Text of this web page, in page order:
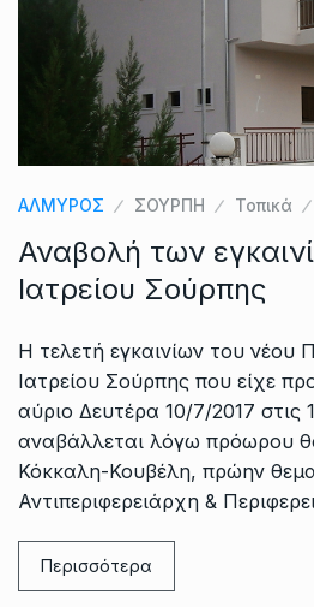
ΑΛΜΥΡΟΣ ΣΟΥΡΠΗ Τοπικά
Αναβολή των
Ιατρείου Σούρπης
Η τελετή εγκαινίων του νέου
Ιατρείου Σούρπης που είχε
αύριο Δευτέρα 10/7/2017 στις
αναβάλλεται λόγω πρόωρου
Κόκκαλη-Κουβέλη, πρώην
Αντιπεριφερειάρχη &
Περισσότερα